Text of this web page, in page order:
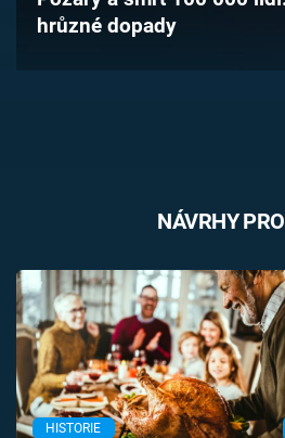
Sledujte prima+
hrůzné dopady
NÁVRHY
HISTORIE